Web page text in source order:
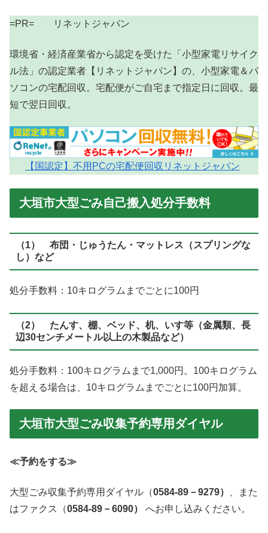
=PR= リネットジャパン
環境省・経済産業省から認定を受けた「小型家電リサイク
ル法」の認定業者【リネットジャパン】の、小型家電＆パ
ソコンの宅配回収。宅配便がご自宅まで指定日に回収。最
短で翌日回収。
【国認定】不用PCの宅配便回収リネットジャパン
大垣市大型ごみ自己搬入処分手数料
（1） 布団・じゅうたん・マットレス（スプリングな
し）など
処分手数料：10キログラムまでごとに100円
（2） たんす、棚、ベッド、机、いす等（金属類、長
辺30センチメートル以上の木製品など）
処分手数料：100キログラムまで1,000円。100キログラム
を超える場合は、10キログラムまでごとに100円加算。
大垣市大型ごみ収集予約専用ダイヤル
≪予約をする≫
大型ごみ収集予約専用ダイヤル（0584-89－9279）
、また
はファクス（0584-89－6090） へお申し込みください。